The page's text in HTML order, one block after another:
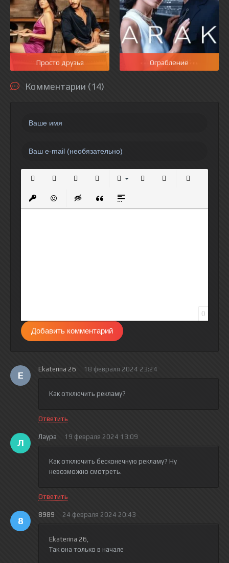
Просто друзья Ограбление
Комментарии (14)
Вставить защищенную ссылку
Вставить смайлик
Вставка скрытого текста
Вставка цитаты
Вставка спойлера
0
Добавить комментарий
E
Ekaterina 26 18 февраля 2024 23:24
Как отключить рекламу?
Ответить
Л
Лаура 19 февраля 2024 13:09
Как отключить бесконечную рекламу? Ну
невозможно смотреть.
Ответить
8
8989 24 февраля 2024 20:43
Ekaterina 26,
Так она только в начале